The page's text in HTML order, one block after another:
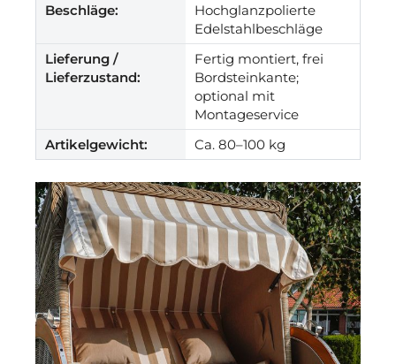
Beschläge:
Hochglanzpolierte
Edelstahlbeschläge
Lieferung /
Lieferzustand:
Fertig montiert, frei
Bordsteinkante;
optional mit
Montageservice
Artikelgewicht:
Ca. 80–100 kg